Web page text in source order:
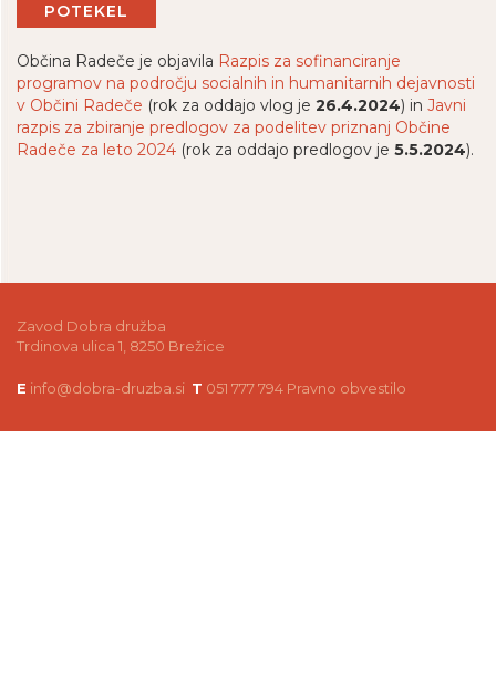
POTEKEL
Občina Radeče je objavila Razpis za sofinanciranje
programov na področju socialnih in humanitarnih dejavnosti
v Občini Radeče (rok za oddajo vlog je 26.4.2024) in Javni
razpis za zbiranje predlogov za podelitev priznanj Občine
Radeče za leto 2024 (rok za oddajo predlogov je 5.5.2024).
Zavod Dobra družba
Trdinova ulica 1, 8250 Brežice
E info@dobra-druzba.si T 051 777 794 Pravno obvestilo